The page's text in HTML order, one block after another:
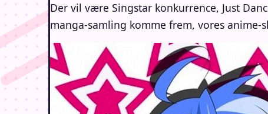
Der vil være Singstar konkurrence, Just
manga-samling komme frem, vores